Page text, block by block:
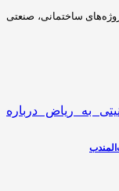
ساختمانی، صنعتی